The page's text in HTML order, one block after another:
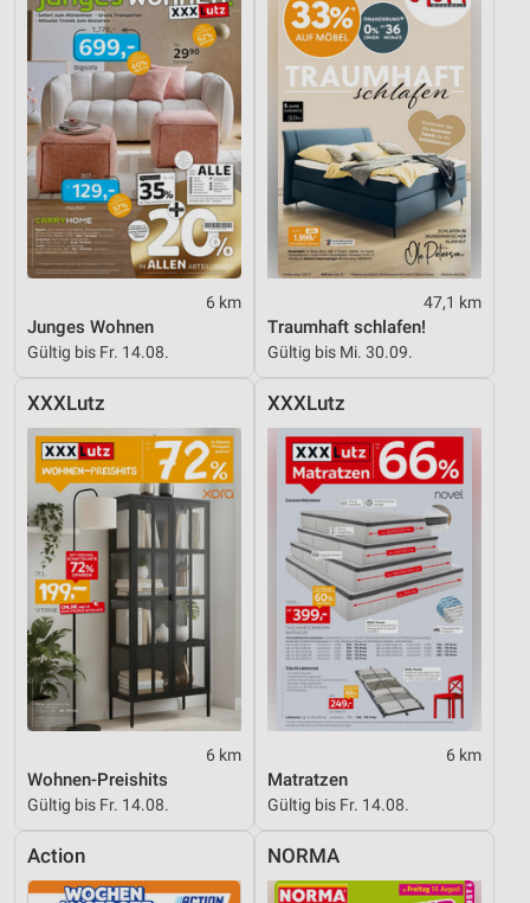
6 km
Junges Wohnen
Gültig bis Fr. 14.08.
47,1 km
Traumhaft schlafen!
Gültig bis Mi. 30.09.
XXXLutz
6 km
Wohnen-Preishits
Gültig bis Fr. 14.08.
XXXLutz
6 km
Matratzen
Gültig bis Fr. 14.08.
Action NORMA